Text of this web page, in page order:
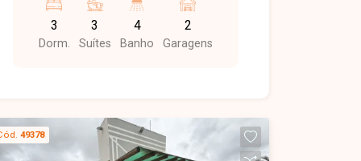
conhecido pela boa infraestrutura, ruas
bem planejadas e fácil acesso a
comércios, escolas e principais vias da
construída em um terreno de 250 m²,
com sala ampla com pé-direito duplo, 3
3
Dorm.
3
Suítes
4
Banho
2
Garagens
49378